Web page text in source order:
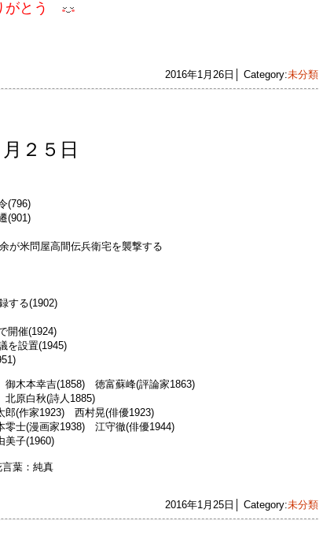
がとう
2016年1月26日│ Category:未分類
２５日
(796)
(901)
が米問屋高間伝兵衛宅を襲撃する
する(1902)
開催(1924)
を設置(1945)
木本幸吉(1858) 徳富蘇峰(評論家1863)
原白秋(詩人1885)
作家1923) 西村晃(俳優1923)
(漫画家1938) 江守徹(俳優1944)
子(1960)
葉：純真
2016年1月25日│ Category:未分類